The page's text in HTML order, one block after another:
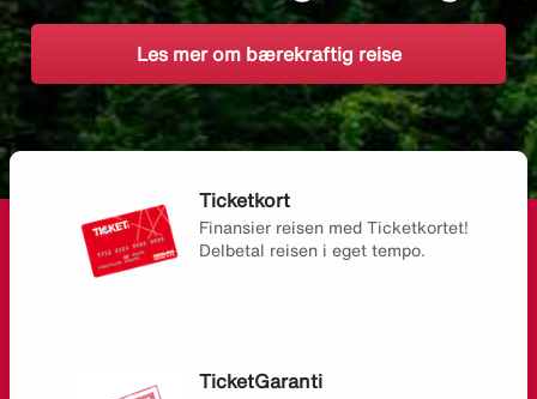
Les mer om bærekraftig reise
Ticketkort
Finansier reisen med Ticketkortet!
Delbetal reisen i eget tempo.
TicketGaranti